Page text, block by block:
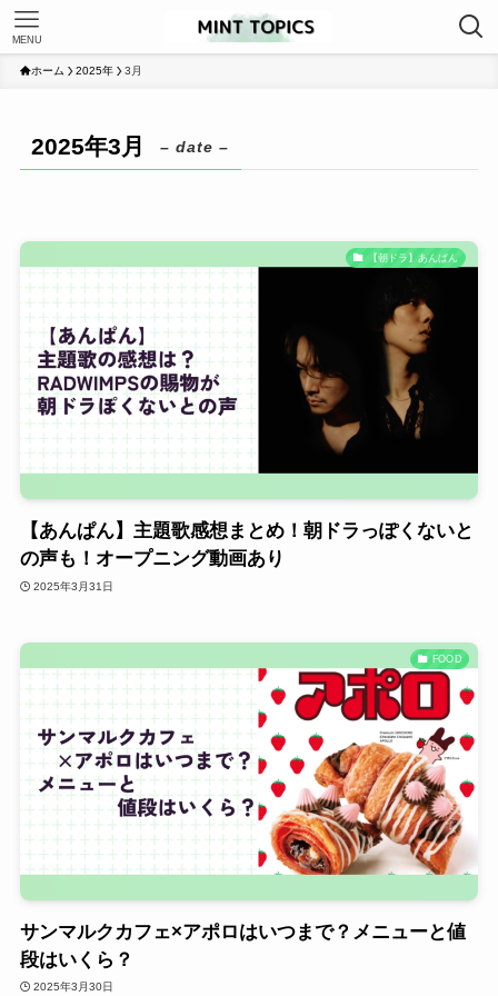
MENU
ホーム 2025年 3月
2025年3月 – date –
【朝ドラ】あんぱん
【あんぱん】主題歌感想まとめ！朝ドラっぽくないと
の声も！オープニング動画あり
2025年3月31日
FOOD
サンマルクカフェ×アポロはいつまで？メニューと値
段はいくら？
2025年3月30日